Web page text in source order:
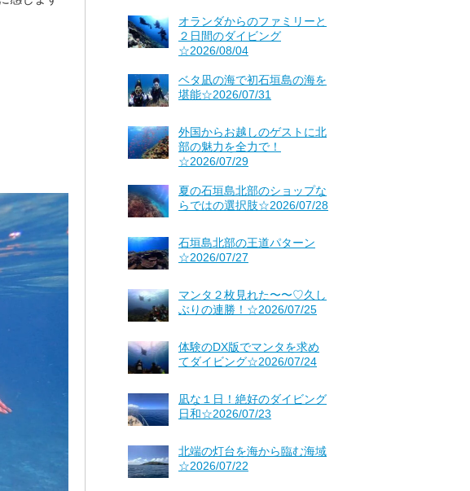
オランダからのファミリーと
２日間のダイビング
☆2026/08/04
ベタ凪の海で初石垣島の海を
堪能☆2026/07/31
外国からお越しのゲストに北
部の魅力を全力で！
☆2026/07/29
夏の石垣島北部のショップな
らではの選択肢☆2026/07/28
石垣島北部の王道パターン
☆2026/07/27
マンタ２枚見れた〜〜♡久し
ぶりの連勝！☆2026/07/25
体験のDX版でマンタを求め
てダイビング☆2026/07/24
凪な１日！絶好のダイビング
日和☆2026/07/23
北端の灯台を海から臨む海域
☆2026/07/22